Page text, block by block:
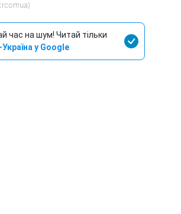
час на шум! Читай тільки
у Google